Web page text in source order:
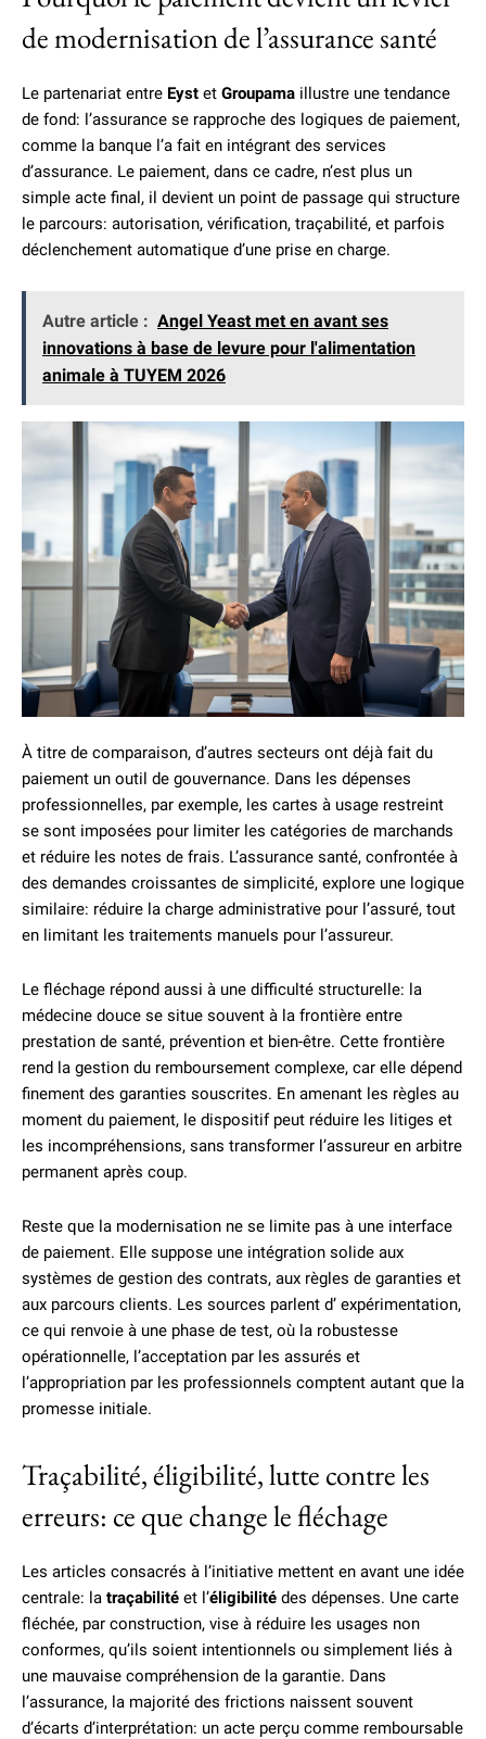
de modernisation de l’assurance santé
Le partenariat entre Eyst et Groupama illustre une tendance
de fond: l’assurance se rapproche des logiques de paiement,
comme la banque l’a fait en intégrant des services
d’assurance. Le paiement, dans ce cadre, n’est plus un
simple acte final, il devient un point de passage qui structure
le parcours: autorisation, vérification, traçabilité, et parfois
déclenchement automatique d’une prise en charge.
Autre article : Angel Yeast met en avant ses
innovations à base de levure pour l'alimentation
animale à TUYEM 2026
À titre de comparaison, d’autres secteurs ont déjà fait du
paiement un outil de gouvernance. Dans les dépenses
professionnelles, par exemple, les cartes à usage restreint
se sont imposées pour limiter les catégories de marchands
et réduire les notes de frais. L’assurance santé, confrontée à
des demandes croissantes de simplicité, explore une logique
similaire: réduire la charge administrative pour l’assuré, tout
en limitant les traitements manuels pour l’assureur.
Le fléchage répond aussi à une difficulté structurelle: la
médecine douce se situe souvent à la frontière entre
prestation de santé, prévention et bien-être. Cette frontière
rend la gestion du remboursement complexe, car elle dépend
finement des garanties souscrites. En amenant les règles au
moment du paiement, le dispositif peut réduire les litiges et
les incompréhensions, sans transformer l’assureur en arbitre
permanent après coup.
Reste que la modernisation ne se limite pas à une interface
de paiement. Elle suppose une intégration solide aux
systèmes de gestion des contrats, aux règles de garanties et
aux parcours clients. Les sources parlent d’ expérimentation,
ce qui renvoie à une phase de test, où la robustesse
opérationnelle, l’acceptation par les assurés et
l’appropriation par les professionnels comptent autant que la
promesse initiale.
Traçabilité, éligibilité, lutte contre les
erreurs: ce que change le fléchage
Les articles consacrés à l’initiative mettent en avant une idée
centrale: la traçabilité et l’éligibilité des dépenses. Une carte
fléchée, par construction, vise à réduire les usages non
conformes, qu’ils soient intentionnels ou simplement liés à
une mauvaise compréhension de la garantie. Dans
l’assurance, la majorité des frictions naissent souvent
d’écarts d’interprétation: un acte perçu comme remboursable